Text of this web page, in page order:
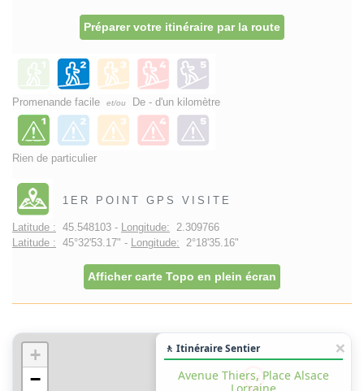
Préparer votre itinéraire par la route
Promenande facile et/ou De - d'un kilomètre
Rien de particulier
1ER POINT GPS VISITE
Latitude : 45.548103 - Longitude: 2.309766
Latitude : 45°32'53.17" - Longitude: 2°18'35.16"
Afficher carte Topo en plein écran
+
−
🚶 Itinéraire Sentier
Avenue Thiers, Place Alsace